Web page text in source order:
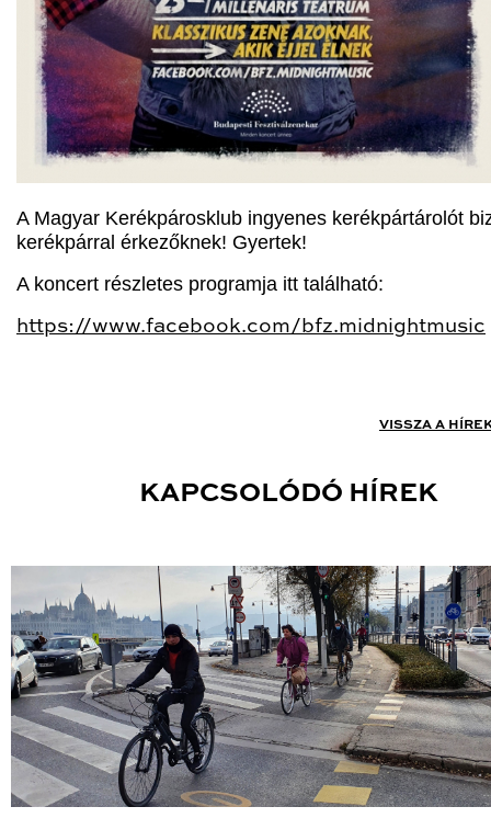
A Magyar Kerékpárosklub ingyenes kerékpártárolót
kerékpárral érkezőknek! Gyertek!
A koncert részletes programja itt található:
https://www.facebook.com/bfz.midnightmusic
VISSZA A
KAPCSOLÓDÓ HÍREK